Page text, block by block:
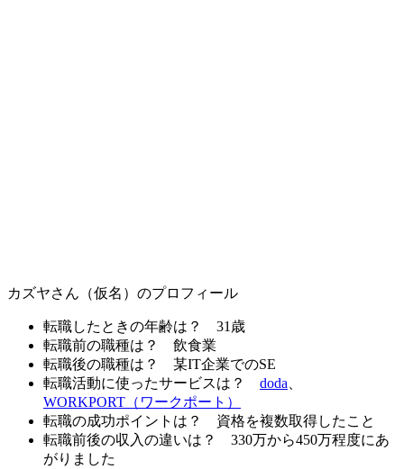
カズヤさん（仮名）のプロフィール
転職したときの年齢は？ 31歳
転職前の職種は？ 飲食業
転職後の職種は？ 某IT企業でのSE
転職活動に使ったサービスは？ doda
WORKPORT（ワークポート）
転職の成功ポイントは？ 資格を複数取得したこと
転職前後の収入の違いは？ 330万から450万程度にあ
がりました